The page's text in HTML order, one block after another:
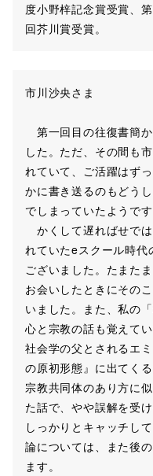
度小野梓記念賞受賞、
回芥川賞受賞。
市川沙央さま
第一回目の往復書簡
した。ただ、その間も
れていて、ご活躍はず
かに書き送るのもどう
でしまっていたようです
かくして遅ればせで
れていたeスクール時代
ございました。たまた
お会いしたときにその
いました。また、私の
心と宗教の話も覚えて
社会学の父とされるエ
の原初形態』に出てく
宗教共同体のあり方に
た話で、やや誤解を受
しっかりとキャッチし
論については、また後
ます。